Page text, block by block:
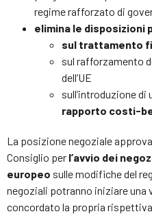
regime rafforzato di
elimina le disposizioni
sul trattamento
sul rafforzamento
dell’UE
sull’introduzione di
rapporto costi-
La posizione negoziale
Consiglio per l’avvio dei
europeo sulle modifiche del
negoziali potranno iniziare una
concordato la propria